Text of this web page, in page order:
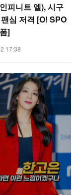
피니트 엘), 시구
심 저격 [O! SPO
]
17:38